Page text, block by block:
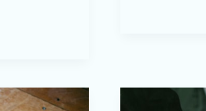
Waarom